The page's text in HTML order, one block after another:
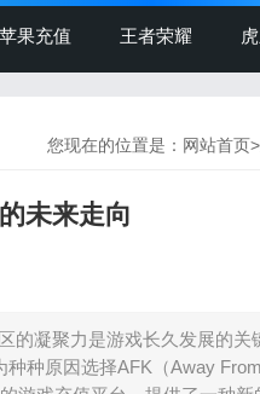
苹果充值 王者荣耀
您现在的位置是： 网站首页>
未来走向
的凝聚力是游戏长久发展的关
种原因选择AFK（Away From